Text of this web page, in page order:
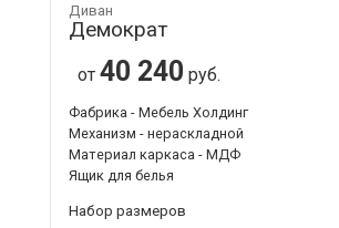
Диван
Демократ
от 40 240 руб.
Фабрика - Мебель Холдинг
Механизм - нераскладной
Материал каркаса - МДФ
Ящик для белья
Набор размеров